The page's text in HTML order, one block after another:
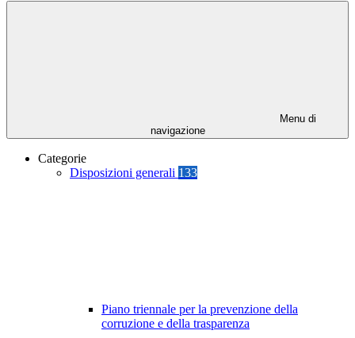
Menu di
navigazione
Categorie
Disposizioni generali 133
Piano triennale per la prevenzione della
corruzione e della trasparenza